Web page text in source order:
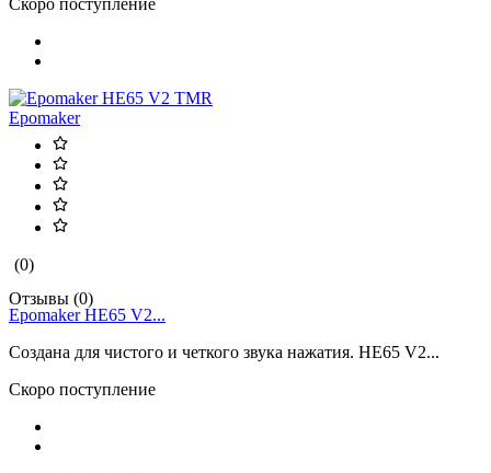
Скоро поступление
Epomaker
(0)
Отзывы (0)
Epomaker HE65 V2...
Создана для чистого и четкого звука нажатия. HE65 V2...
Скоро поступление